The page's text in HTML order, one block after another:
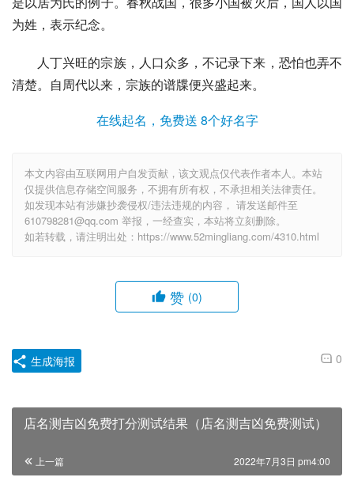
为姓，表示纪念。
人丁兴旺的宗族，人口众多，不记录下来，恐怕也弄不
清楚。自周代以来，宗族的谱牒便兴盛起来。
在线起名，免费送 8个好名字
本文内容由互联网用户自发贡献，该文观点仅代表作者本人。本站
仅提供信息存储空间服务，不拥有所有权，不承担相关法律责任。
如发现本站有涉嫌抄袭侵权/违法违规的内容， 请发送邮件至
610798281@qq.com 举报，一经查实，本站将立刻删除。
如若转载，请注明出处：https://www.52mingliang.com/4310.html
赞 (0)
0
生成海报
店名测吉凶免费打分测试结果（店名测吉凶免费测试）
上一篇 2022年7月3日 pm4:00